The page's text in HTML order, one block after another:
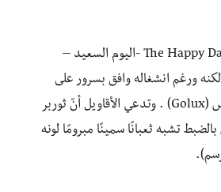
بحلول عام 1949، كان تحت يد سيمونت العديد من المشاريع؛ من ضمنهم كتاب The Happy Day -اليوم السعيد –
ورغم انشغاله وافق بسرور على
العمل مع ثوربر، تحديدًا أن يبتكر القبعة صعبة الوصف والتي ارتدتها شخصية جولكس (Golux) . وتدعي الأقاويل أنّ ثوربر
تشبه ثعبانًا سمينًا مبرومًا لونه